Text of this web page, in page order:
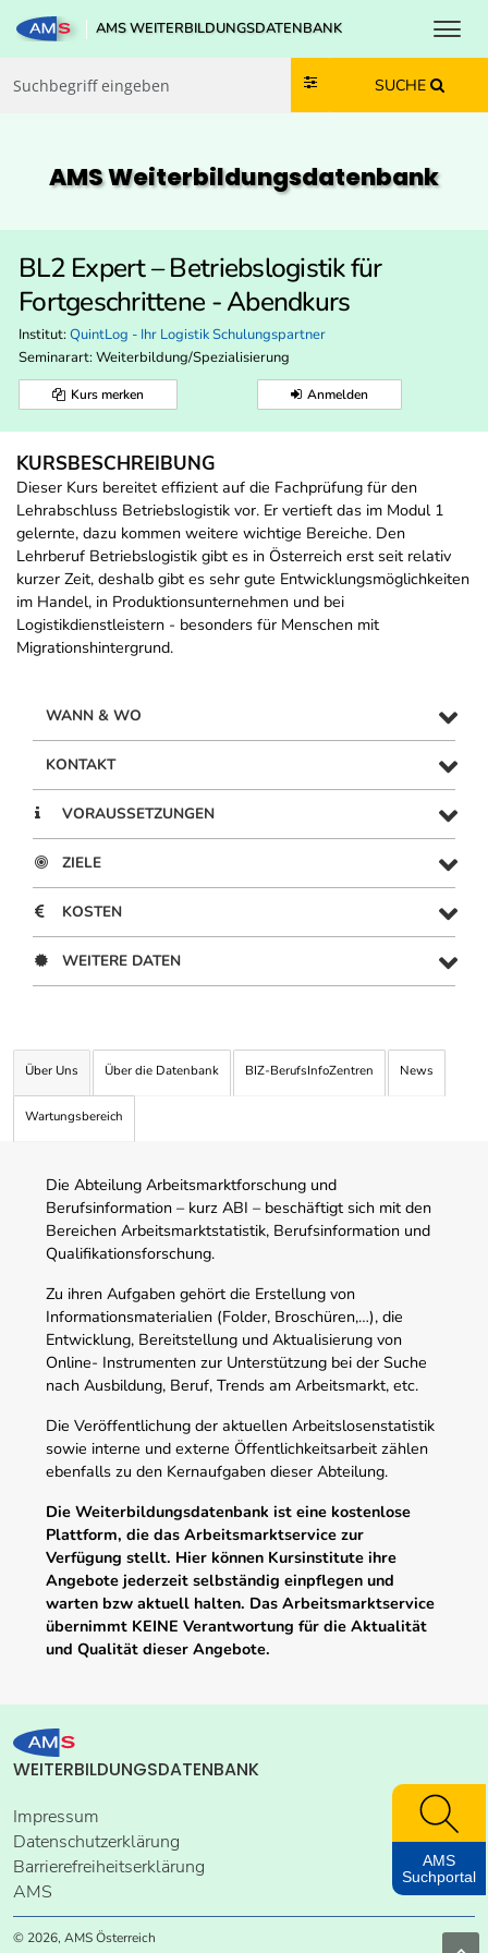
Zum Inhalt springen
Zum Navmenü springen
Zur Suche springen
Zur Footer springen
AMS WEITERBILDUNGSDATENBANK
SUCHE
AMS Weiterbildungs­datenbank
BL2 Expert – Betriebslogistik für
Fortgeschrittene - Abendkurs
Institut: QuintLog - Ihr Logistik Schulungspartner
Seminarart: Weiterbildung/Spezialisierung
Kurs merken Anmelden
KURSBESCHREIBUNG
Dieser Kurs bereitet effizient auf die Fachprüfung für den
Lehrabschluss Betriebslogistik vor. Er vertieft das im Modul 1
gelernte, dazu kommen weitere wichtige Bereiche. Den
Lehrberuf Betriebslogistik gibt es in Österreich erst seit relativ
kurzer Zeit, deshalb gibt es sehr gute Entwicklungsmöglichkeiten
im Handel, in Produktionsunternehmen und bei
Logistikdienstleistern - besonders für Menschen mit
Migrationshintergrund.
WANN & WO
KONTAKT
VORAUSSETZUNGEN
ZIELE
KOSTEN
WEITERE DATEN
Über Uns Über die Datenbank BIZ-BerufsInfoZentren News
Wartungsbereich
Die Abteilung Arbeitsmarktforschung und
Berufsinformation – kurz ABI – beschäftigt sich mit den
Bereichen Arbeitsmarktstatistik, Berufsinformation und
Qualifikationsforschung.
Zu ihren Aufgaben gehört die Erstellung von
Informationsmaterialien (Folder, Broschüren,…), die
Entwicklung, Bereitstellung und Aktualisierung von
Online- Instrumenten zur Unterstützung bei der Suche
nach Ausbildung, Beruf, Trends am Arbeitsmarkt, etc.
Die Veröffentlichung der aktuellen Arbeitslosenstatistik
sowie interne und externe Öffentlichkeitsarbeit zählen
ebenfalls zu den Kernaufgaben dieser Abteilung.
Die Weiterbildungsdatenbank ist eine kostenlose
Plattform, die das Arbeitsmarktservice zur
Verfügung stellt. Hier können Kursinstitute ihre
Angebote jederzeit selbständig einpflegen und
warten bzw aktuell halten. Das Arbeitsmarktservice
übernimmt KEINE Verantwortung für die Aktualität
und Qualität dieser Angebote.
WEITERBILDUNGSDATENBANK
Impressum
Datenschutzerklärung
Barrierefreiheitserklärung
AMS
© 2026, AMS Österreich
AMS
Suchportal